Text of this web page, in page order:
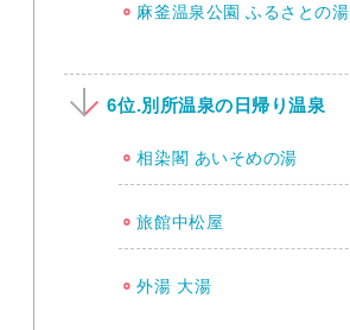
麻釜温泉公園 ふるさとの湯
6位.別所温泉の日帰り温泉
相染閣 あいそめの湯
旅館中松屋
外湯 大湯